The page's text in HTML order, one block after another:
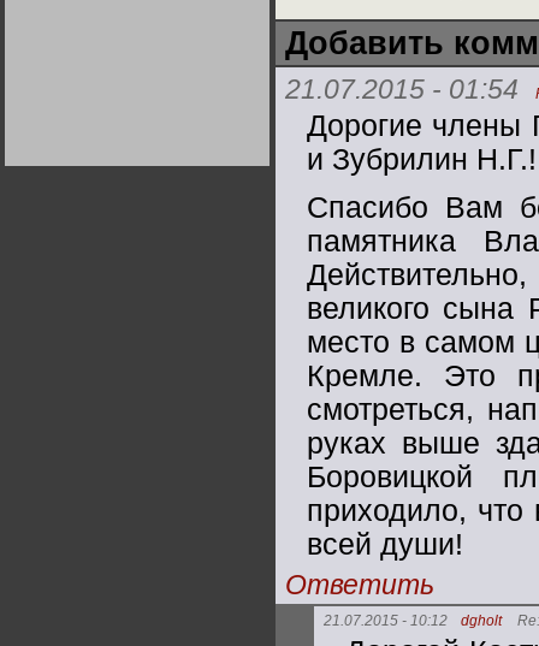
Добавить
21.07.2015 - 01:54
Дорогие
и Зубрилин Н.Г.!
Спасибо Вам
памятника
великого сына
место в самом
Кремле. Это
смотреться,
руках выше
Боровицкой
приходило, что
всей души!
Ответить
21.07.2015 - 10:12 dgholt